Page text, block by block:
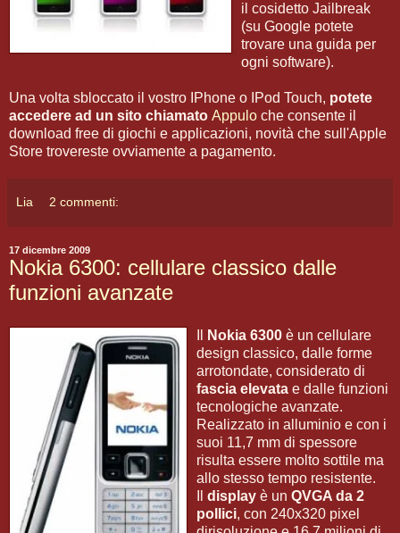
il cosidetto Jailbreak
(su Google potete
trovare una guida per
ogni software).
Una volta sbloccato il vostro IPhone o IPod Touch, potete
accedere ad un sito chiamato Appulo che consente il
download free di giochi e applicazioni, novità che sull'Apple
Store trovereste ovviamente a pagamento.
Lia 2 commenti:
17 dicembre 2009
Nokia 6300: cellulare classico dalle
funzioni avanzate
Nokia 6300 è un cellulare
design classico, dalle forme
arrotondate, considerato di
fascia elevata e dalle funzioni
tecnologiche avanzate.
Realizzato in alluminio e con i
suoi 11,7 mm di spessore
risulta essere molto sottile ma
allo stesso tempo resistente.
display è un QVGA da 2
pollici, con 240x320 pixel